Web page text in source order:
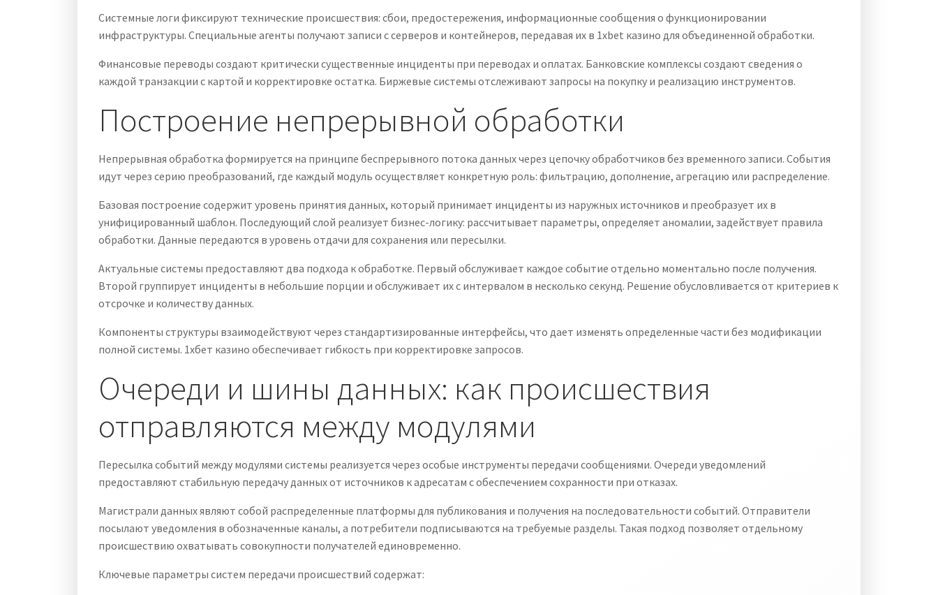
Системные логи фиксируют технические происшествия: сбои, предостережения, информационные сообщения о функционировании
инфраструктуры. Специальные агенты получают записи с серверов и контейнеров, передавая их в 1xbet казино для объединенной обработки.
Финансовые переводы создают критически существенные инциденты при переводах и оплатах. Банковские комплексы создают сведения о
каждой транзакции с картой и корректировке остатка. Биржевые системы отслеживают запросы на покупку и реализацию инструментов.
Построение непрерывной обработки
Непрерывная обработка формируется на принципе беспрерывного потока данных через цепочку обработчиков без временного записи. События
идут через серию преобразований, где каждый модуль осуществляет конкретную роль: фильтрацию, дополнение, агрегацию или распределение.
Базовая построение содержит уровень принятия данных, который принимает инциденты из наружных источников и преобразует их в
унифицированный шаблон. Последующий слой реализует бизнес-логику: рассчитывает параметры, определяет аномалии, задействует правила
обработки. Данные передаются в уровень отдачи для сохранения или пересылки.
Актуальные системы предоставляют два подхода к обработке. Первый обслуживает каждое событие отдельно моментально после получения.
Второй группирует инциденты в небольшие порции и обслуживает их с интервалом в несколько секунд. Решение обусловливается от критериев к
отсрочке и количеству данных.
Компоненты структуры взаимодействуют через стандартизированные интерфейсы, что дает изменять определенные части без модификации
полной системы. 1хбет казино обеспечивает гибкость при корректировке запросов.
Очереди и шины данных: как происшествия
отправляются между модулями
Пересылка событий между модулями системы реализуется через особые инструменты передачи сообщениями. Очереди уведомлений
предоставляют стабильную передачу данных от источников к адресатам с обеспечением сохранности при отказах.
Магистрали данных являют собой распределенные платформы для публикования и получения на последовательности событий. Отправители
посылают уведомления в обозначенные каналы, а потребители подписываются на требуемые разделы. Такая подход позволяет отдельному
происшествию охватывать совокупности получателей единовременно.
Ключевые параметры систем передачи происшествий содержат: